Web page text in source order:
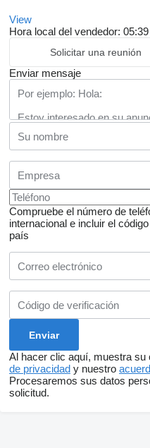
View
Hora local del vendedor:
Solicitar una reunión
Enviar mensaje
Compruebe el número de
internacional e incluir el
país
Al hacer clic aquí, muestra su
de privacidad y nuestro
Procesaremos sus datos
solicitud.